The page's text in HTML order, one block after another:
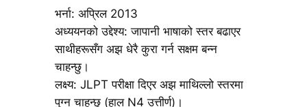
भर्ना: अप्रिल 2013
अध्ययनको उद्देश्य: जापानी भाषाको स्तर बढाएर
साथीहरूसँग अझ धेरै कुरा गर्न सक्षम बन्न
चाहन्छु।
लक्ष्य: JLPT परीक्षा दिएर अझ माथिल्लो स्तरमा
पुग्न चाहन्छु (हाल N4 उत्तीर्ण)।